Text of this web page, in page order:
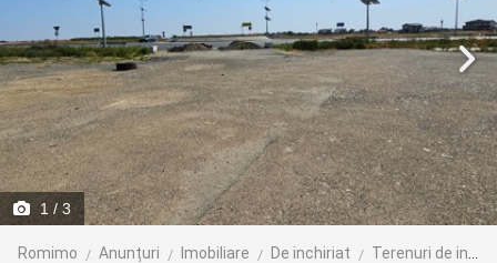
1 / 3
Romimo Anunțuri Imobiliare De inchiriat Terenuri de inchiriat